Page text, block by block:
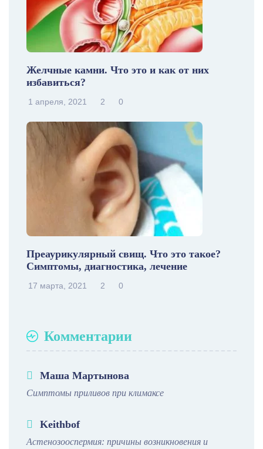
Желчные камни. Что это и как от них
избавиться?
1 апреля, 2021 2 0
Преаурикулярный свищ. Что это такое?
Симптомы, диагностика, лечение
17 марта, 2021 2 0
Комментарии
Маша Мартынова
Симптомы приливов при климаксе
Keithbof
Астенозооспермия: причины возникновения и